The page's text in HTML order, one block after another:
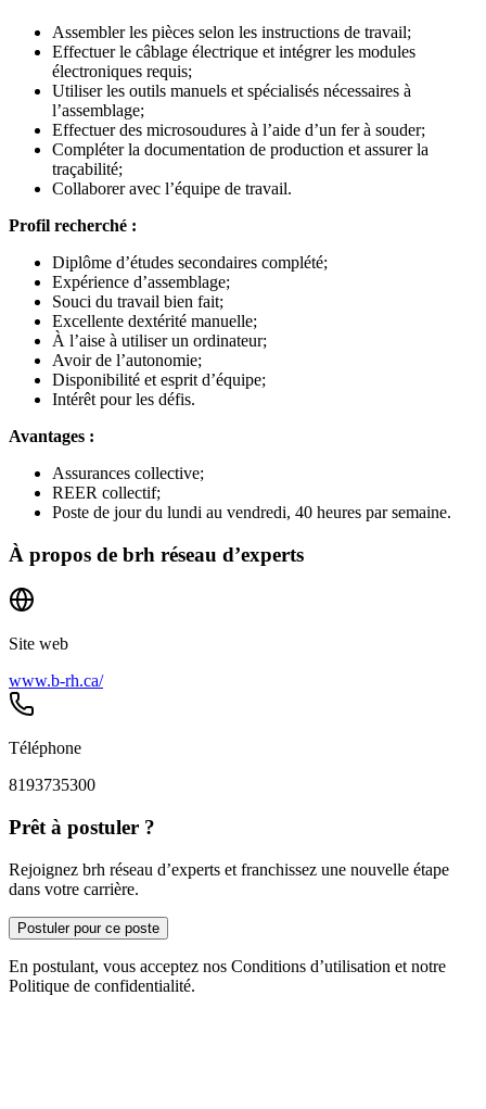
Assembler les pièces selon les instructions de travail;
Effectuer le câblage électrique et intégrer les modules
électroniques requis;
Utiliser les outils manuels et spécialisés nécessaires à
l’assemblage;
Effectuer des microsoudures à l’aide d’un fer à souder;
Compléter la documentation de production et assurer la
traçabilité;
Collaborer avec l’équipe de travail.
Profil recherché :
Diplôme d’études secondaires complété;
Expérience d’assemblage;
Souci du travail bien fait;
Excellente dextérité manuelle;
À l’aise à utiliser un ordinateur;
Avoir de l’autonomie;
Disponibilité et esprit d’équipe;
Intérêt pour les défis.
Avantages :
Assurances collective;
REER collectif;
Poste de jour du lundi au vendredi, 40 heures par semaine.
À propos de brh réseau d’experts
Site web
www.b-rh.ca/
Téléphone
8193735300
Prêt à postuler ?
Rejoignez brh réseau d’experts et franchissez une nouvelle étape
dans votre carrière.
Postuler pour ce poste
En postulant, vous acceptez nos Conditions d’utilisation et notre
Politique de confidentialité.